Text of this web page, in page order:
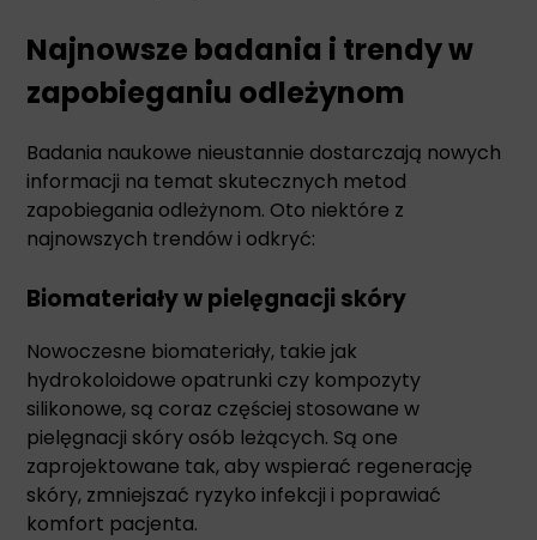
Najnowsze badania i trendy w
zapobieganiu odleżynom
Badania naukowe nieustannie dostarczają nowych
informacji na temat skutecznych metod
zapobiegania odleżynom. Oto niektóre z
najnowszych trendów i odkryć:
Biomateriały w pielęgnacji skóry
Nowoczesne biomateriały, takie jak
hydrokoloidowe opatrunki czy kompozyty
silikonowe, są coraz częściej stosowane w
pielęgnacji skóry osób leżących. Są one
zaprojektowane tak, aby wspierać regenerację
skóry, zmniejszać ryzyko infekcji i poprawiać
komfort pacjenta.